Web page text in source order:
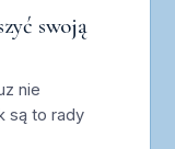
swoją
nie
są to rady